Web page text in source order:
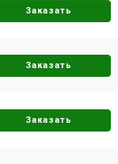
Заказать
Заказать
Заказать